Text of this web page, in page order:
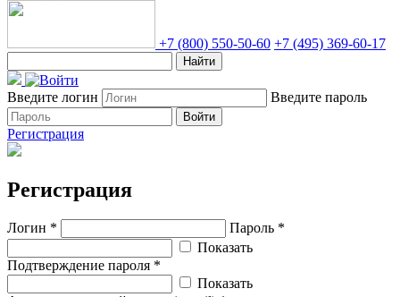
+7 (800) 550-50-60 +7 (495) 369-60-17
Найти
Введите логин Введите пароль
Войти
Регистрация
Регистрация
Логин *
Пароль *
Показать
Подтверждение пароля *
Показать